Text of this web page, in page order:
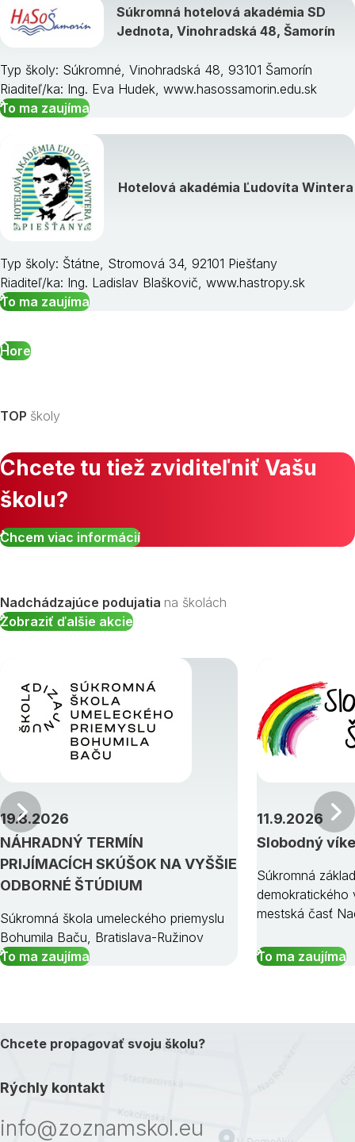
Súkromná hotelová akadémia SD
Jednota, Vinohradská 48, Šamorín
Typ školy: Súkromné, Vinohradská 48, 93101 Šamorín
Riaditeľ/ka: Ing. Eva Hudek, www.hasossamorin.edu.sk
To ma zaujíma
Hotelová akadémia Ľudovíta Wintera
Typ školy: Štátne, Stromová 34, 92101 Piešťany
Riaditeľ/ka: Ing. Ladislav Blaškovič, www.hastropy.sk
To ma zaujíma
Hore
TOP školy
Chcete tu tiež zviditeľniť Vašu
školu?
Chcem viac informácií
Nadchádzajúce podujatia na školách
Zobraziť ďalšie akcie
NÁHRADNÝ TERMÍN
PRIJÍMACÍCH SKÚŠOK NA VYŠŠIE
ODBORNÉ ŠTÚDIUM
19.8.2026
Súkromná škola umeleckého priemyslu
Bohumila Baču, Bratislava-Ružinov
To ma zaujíma
Slobodný
11.9.2026
Súkromná
demokratického
mestská časť
To ma zaujíma
Predchádzajúci
Chcete propagovať svoju školu?
Rýchly kontakt
info@zoznamskol.eu